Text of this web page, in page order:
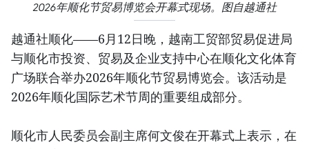
2026年顺化节贸易博览会开幕式现场。图自越通社
越通社顺化——6月12日晚，越南工贸部贸易促进局
与顺化市投资、贸易及企业支持中心在顺化文化体育
广场联合举办2026年顺化节贸易博览会。该活动是
2026年顺化国际艺术节周的重要组成部分。
顺化市人民委员会副主席何文俊在开幕式上表示，在